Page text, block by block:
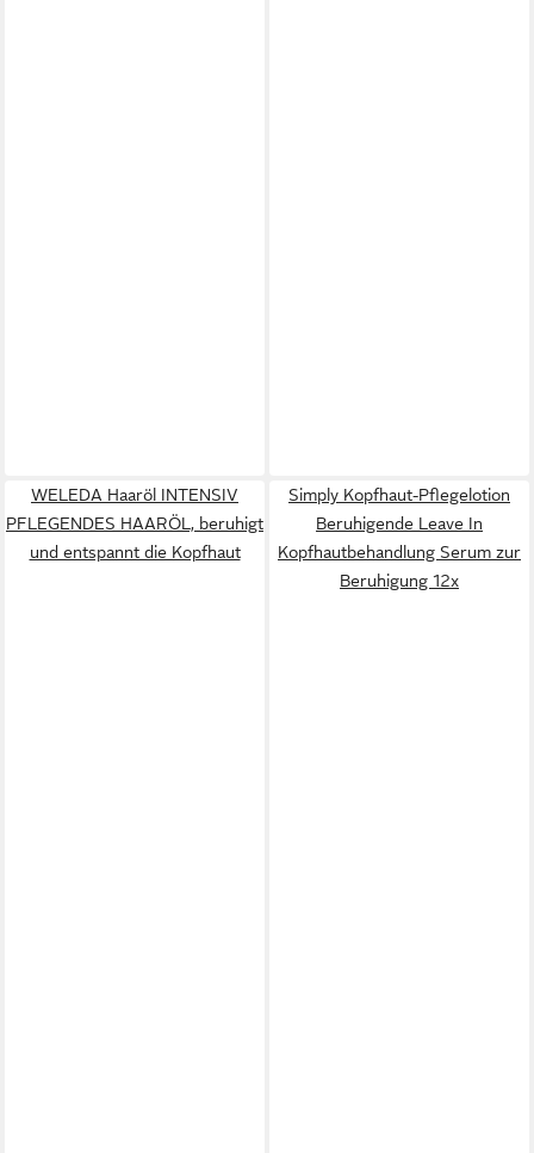
WELEDA Haaröl INTENSIV
PFLEGENDES HAARÖL, beruhigt
und entspannt die Kopfhaut
Simply Kopfhaut-Pflegelotion
Beruhigende Leave In
Kopfhautbehandlung Serum zur
Beruhigung 12x